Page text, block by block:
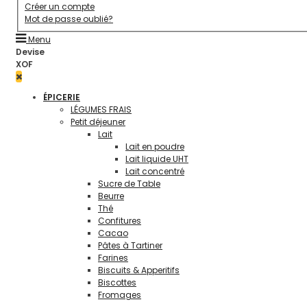
Créer un compte
Mot de passe oublié?
Menu
Devise
XOF
ÉPICERIE
LÉGUMES FRAIS
Petit déjeuner
Lait
Lait en poudre
Lait liquide UHT
Lait concentré
Sucre de Table
Beurre
Thé
Confitures
Cacao
Pâtes à Tartiner
Farines
Biscuits & Apperitifs
Biscottes
Fromages